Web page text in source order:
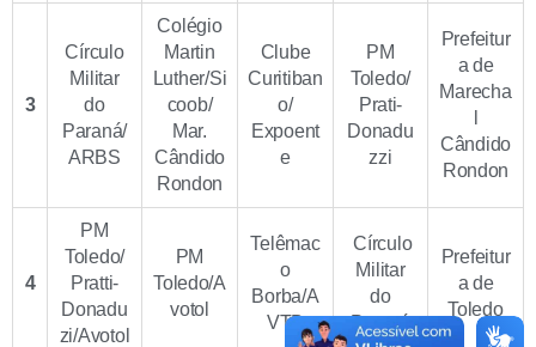
3
Círculo
Militar
do
Paraná/
ARBS
Colégio
Martin
Luther/Si
coob/
Mar.
Cândido
Rondon
Clube
Curitiban
o/
Expoent
e
PM
Toledo/
Prati-
Donadu
zzi
Prefeitur
a de
Marecha
Cândido
Rondon
4
PM
Toledo/
Pratti-
Donadu
zi/Avotol
PM
Toledo/A
votol
Telêmac
o
Borba/A
VTB
Círculo
Militar
do
Paraná
Prefeitur
a de
Toledo